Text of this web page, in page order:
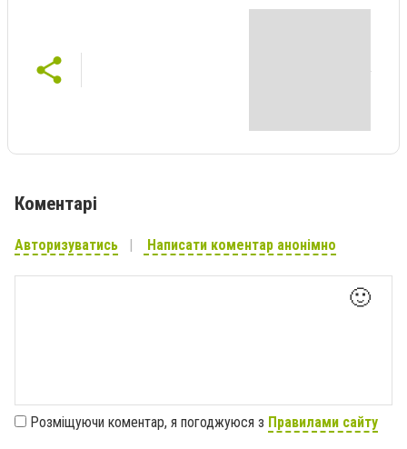
Коментарі
Авторизуватись Написати коментар анонімно
🙂
Розміщуючи коментар, я погоджуюся з Правилами сайту